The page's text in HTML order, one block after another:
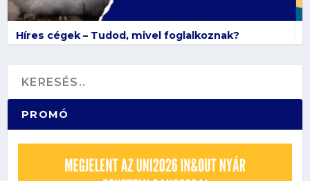
„Szerintem kulcskérdés, hogy honnan jön
étel” – Diákinterjú Vona Violával
PROMÓ